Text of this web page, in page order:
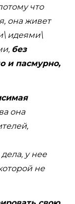
что
она живет
идеями\
без
и пасмурно,
она
у нее
не